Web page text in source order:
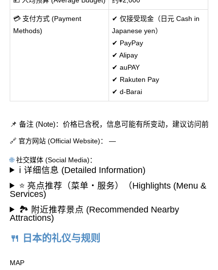
💳 支付方式 (Payment
Methods)
✔ 仅接受现金（日元 Cash in
Japanese yen）
✔ PayPay
✔ Alipay
✔ auPAY
✔ Rakuten Pay
✔ d-Barai
📌 备注 (Note)：价格已含税，信息可能有所变动，建议访问前确
🔗 官方网站 (Official Website)： —
🌐社交媒体 (Social Media)：
ℹ️ 详细信息 (Detailed Information)
⭐ 亮点推荐（菜单・服务）（Highlights (Menu &
Services)
🏞️ 附近推荐景点 (Recommended Nearby
Attractions)
🍴 日本的礼仪与规则
MAP